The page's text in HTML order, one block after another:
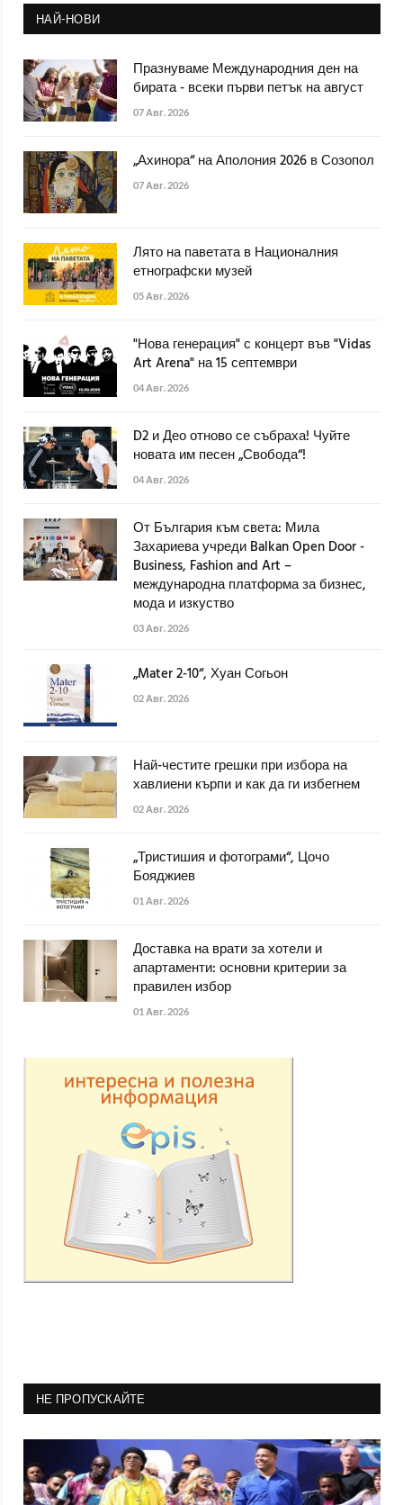
НАЙ-НОВИ
Празнуваме Международния ден на
бирата - всеки първи петък на август
07 Авг. 2026
„Ахинора“ на Аполония 2026 в Созопол
07 Авг. 2026
Лято на паветата в Националния
етнографски музей
05 Авг. 2026
"Нова генерация" с концерт във "Vidas
Art Arena" на 15 септември
04 Авг. 2026
D2 и Део отново се събраха! Чуйте
новата им песен „Свобода“!
04 Авг. 2026
От България към света: Мила
Захариева учреди Balkan Open Door -
Business, Fashion and Art –
международна платформа за бизнес,
мода и изкуство
03 Авг. 2026
„Mater 2-10“, Хуан Согьон
02 Авг. 2026
Най-честите грешки при избора на
хавлиени кърпи и как да ги избегнем
02 Авг. 2026
„Тристишия и фотограми“, Цочо
Бояджиев
01 Авг. 2026
Доставка на врати за хотели и
апартаменти: основни критерии за
правилен избор
01 Авг. 2026
НЕ ПРОПУСКАЙТЕ